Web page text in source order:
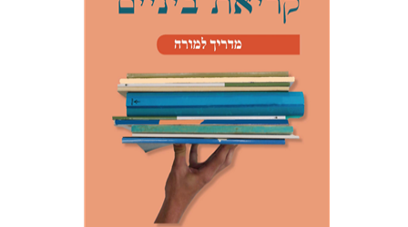
הנחת אתר ספר מודפס